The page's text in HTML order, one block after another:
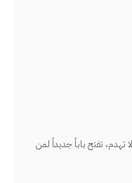
تهدم، تفتح باباً جديداً لمن